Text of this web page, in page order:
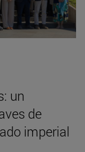
un
de
imperial